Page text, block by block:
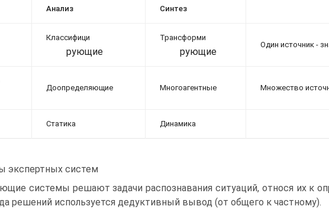
Анализ Синтез
Классифици
рующие
Трансформи
рующие
Один источник -
Доопределяющие Многоагентные Множество
Статика Динамика
экспертных систем
системы решают задачи распознавания ситуаций, относя их к
решений используется дедуктивный вывод (от общего к частному).